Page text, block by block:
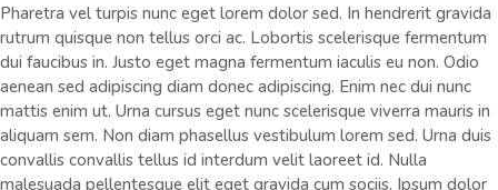
Pharetra vel turpis nunc eget lorem dolor sed. In hendrerit gravida
rutrum quisque non tellus orci ac. Lobortis scelerisque fermentum
dui faucibus in. Justo eget magna fermentum iaculis eu non. Odio
aenean sed adipiscing diam donec adipiscing. Enim nec dui nunc
mattis enim ut. Urna cursus eget nunc scelerisque viverra mauris in
aliquam sem. Non diam phasellus vestibulum lorem sed. Urna duis
convallis convallis tellus id interdum velit laoreet id. Nulla
malesuada pellentesque elit eget gravida cum sociis. Ipsum dolor